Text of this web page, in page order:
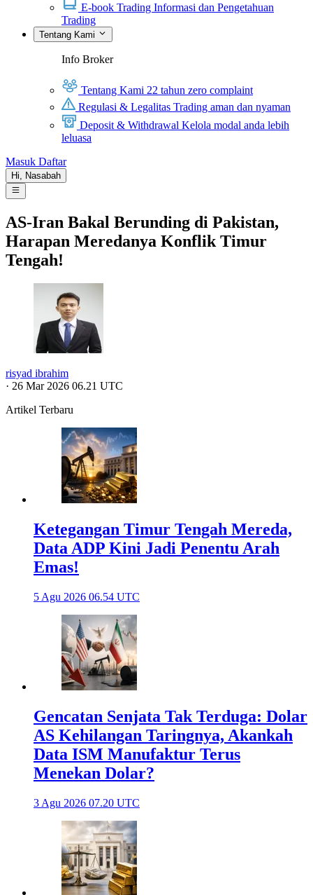
E-book Trading Informasi dan Pengetahuan
Trading
Tentang Kami
Info Broker
Tentang Kami 22 tahun zero complaint
Regulasi & Legalitas Trading aman dan nyaman
Deposit & Withdrawal Kelola modal anda lebih
leluasa
Masuk Daftar
Hi, Nasabah
AS-Iran Bakal Berunding di Pakistan,
Harapan Meredanya Konflik Timur
Tengah!
risyad ibrahim
· 26 Mar 2026 06.21 UTC
Artikel Terbaru
Ketegangan Timur Tengah Mereda,
Data ADP Kini Jadi Penentu Arah
Emas!
5 Agu 2026 06.54 UTC
Gencatan Senjata Tak Terduga: Dolar
AS Kehilangan Taringnya, Akankah
Data ISM Manufaktur Terus
Menekan Dolar?
3 Agu 2026 07.20 UTC